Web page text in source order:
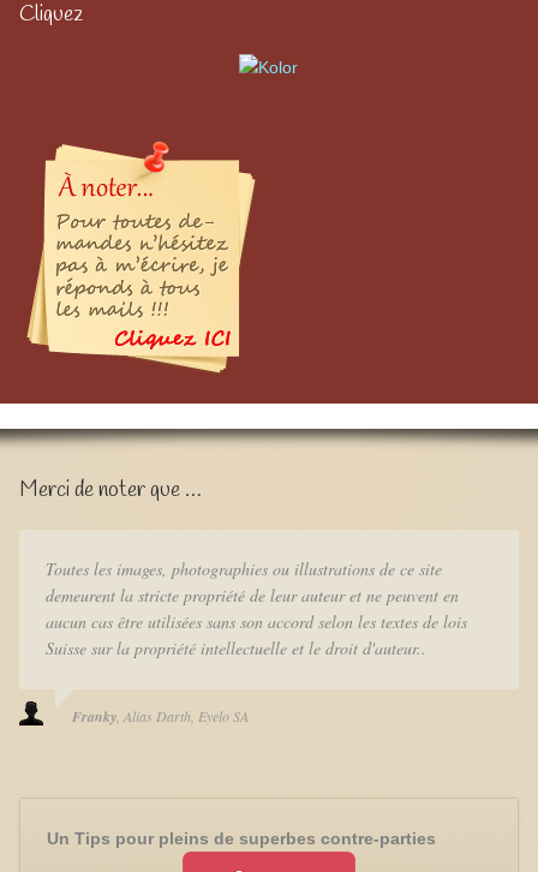
Cliquez
Merci de noter que …
Toutes les images, photographies ou illustrations de ce site
demeurent la stricte propriété de leur auteur et ne peuvent en
aucun cas être utilisées sans son accord selon les textes de lois
Suisse sur la propriété intellectuelle et le droit d'auteur..
Franky Alias Darth Eyelo SA
Un Tips pour pleins de superbes contre-parties